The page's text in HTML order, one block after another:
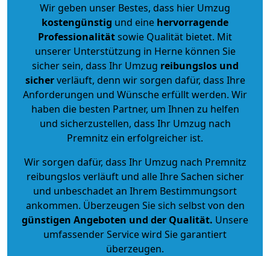
Wir geben unser Bestes, dass hier Umzug
kostengünstig und eine hervorragende
Professionalitätsowie Qualität bietet. Mit
unserer Unterstützung in Herne können Sie
sicher sein, dass Ihr Umzug reibungslos und
sicherverläuft, denn wir sorgen dafür, dass Ihre
Anforderungen und Wünsche erfüllt werden. Wir
haben die besten Partner, um Ihnen zu helfen
und sicherzustellen, dass Ihr Umzug nach
Premnitz ein erfolgreicher ist.
Wir sorgen dafür, dass Ihr Umzug nach Premnitz
reibungslos verläuft und alle Ihre Sachen sicher
und unbeschadet an Ihrem Bestimmungsort
ankommen. Überzeugen Sie sich selbst von den
günstigen Angeboten und der Qualität. Unsere
umfassender Service wird Sie garantiert
überzeugen.